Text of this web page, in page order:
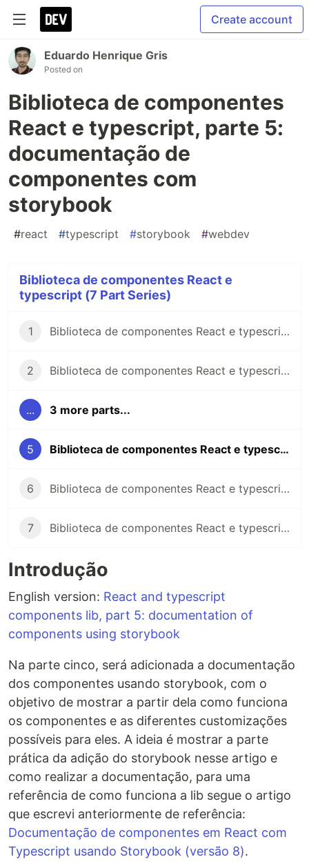
Create account
Eduardo Henrique Gris
Posted on
Biblioteca de componentes
React e typescript, parte 5:
documentação de
componentes com
storybook
#react #typescript #storybook #webdev
Biblioteca de componentes React e
typescript (7 Part Series)
1 Biblioteca de componentes React e typescript, parte 1: setup rollup e publicação
2 Biblioteca de componentes React e typescript, parte 2: padronização de código com typescript-eslint e prettier
... 3 more parts...
5 Biblioteca de componentes React e typescript, parte 5: documentação de componentes com storybook
6 Biblioteca de componentes React e typescript, parte 6: autogeração de código com Hygen
7 Biblioteca de componentes React e typescript, parte 7: encerramento
Introdução
English version: React and typescript
components lib, part 5: documentation of
components using storybook
Na parte cinco, será adicionada a documentação
dos componentes usando storybook, com o
objetivo de mostrar a partir dela como funciona
os componentes e as diferentes customizações
possíveis para eles. A ideia é mostrar a parte
prática da adição do storybook nesse artigo e
como realizar a documentação, para uma
referência de como funciona a lib segue o artigo
que escrevi anteriormente de referência:
Documentação de componentes em React com
Typescript usando Storybook (versão 8).